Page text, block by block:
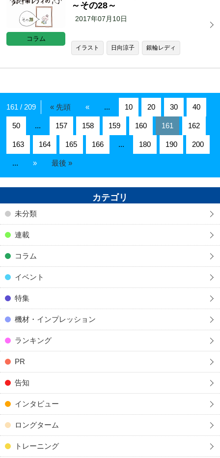
コラム
～その28～
2017年07月10日
イラスト 日向涼子 銀輪レディ
161 / 209 « 先頭 « ... 10 20 30 40
50 ... 157 158 159 160 161 162
163 164 165 166 ... 180 190 200
... » 最後 »
カテゴリ
未分類
連載
コラム
イベント
特集
機材・インプレッション
ランキング
PR
告知
インタビュー
ロングターム
トレーニング